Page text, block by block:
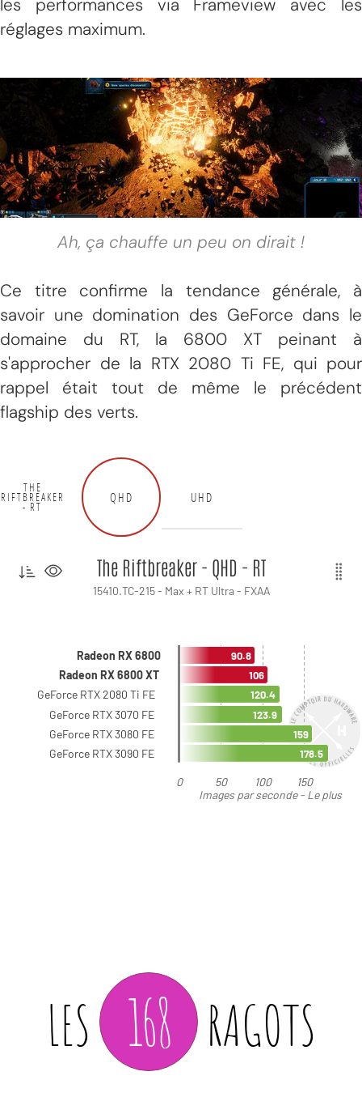
les performances via Frameview avec les
réglages maximum.
Ah, ça chauffe un peu on dirait !
Ce titre confirme la tendance générale, à
savoir une domination des GeForce dans le
domaine du RT, la 6800 XT peinant à
s'approcher de la RTX 2080 Ti FE, qui pour
rappel était tout de même le précédent
flagship des verts.
LES 168 RAGOTS